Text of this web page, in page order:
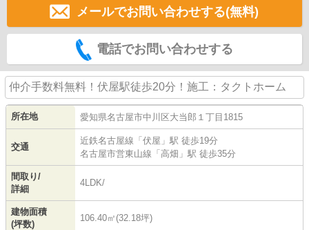
メールでお問い合わせする(無料)
電話でお問い合わせする
仲介手数料無料！伏屋駅徒歩20分！施工：タクトホーム
所在地 愛知県名古屋市中川区大当郎 １丁目1815
交通
近鉄名古屋線 「 伏屋 」駅 徒歩19分
名古屋市営東山線 「 高畑 」駅 徒歩35分
間取り/
詳細
4LDK/
建物面積
(坪数)
106.40㎡(32.18坪)